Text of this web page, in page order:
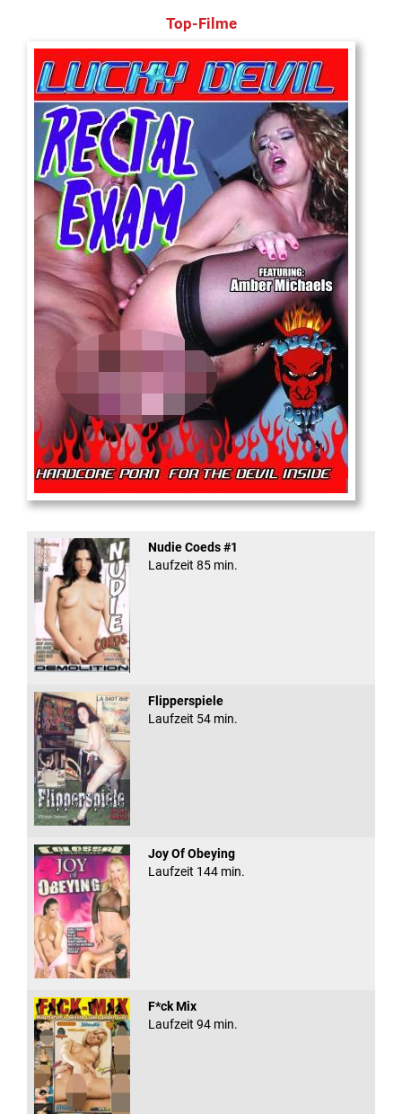
Top-Filme
Rectal Exam
Nudie Coeds #1
Laufzeit 85 min.
Flipperspiele
Laufzeit 54 min.
Joy Of Obeying
Laufzeit 144 min.
F*ck Mix
Laufzeit 94 min.